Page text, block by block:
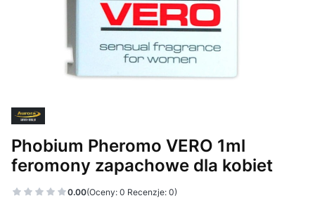
Phobium Pheromo VERO 1ml
feromony zapachowe dla kobiet
0.00(Oceny: 0 Recenzje: 0)